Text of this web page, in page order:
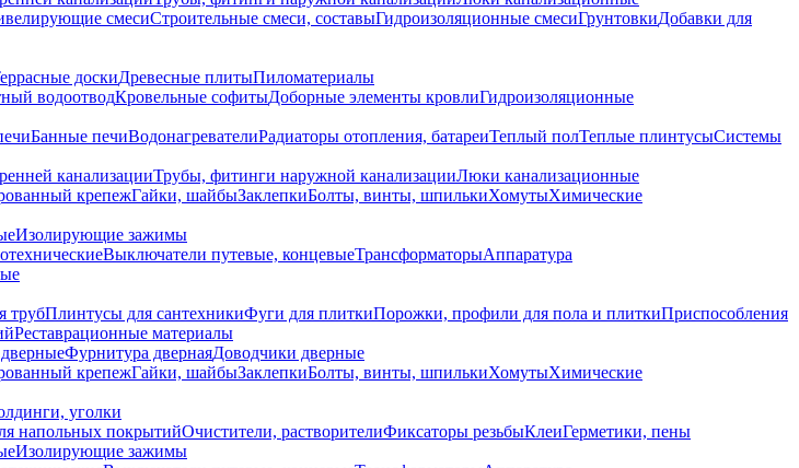
смесиСтроительные смеси, составыГидроизоляционные смесиГрунтовкиДобавки для
доскиДревесные плитыПиломатериалы
водоотводКровельные софитыДоборные элементы кровлиГидроизоляционные
Банные печиВодонагревателиРадиаторы отопления, батареиТеплый полТеплые плинтусыСистемы
канализацииТрубы, фитинги наружной канализацииЛюки канализационные
крепежГайки, шайбыЗаклепкиБолты, винты, шпилькиХомутыХимические
Изолирующие зажимы
Выключатели путевые, концевыеТрансформаторыАппаратура
трубПлинтусы для сантехникиФуги для плиткиПорожки, профили для пола и плиткиПриспособления
Реставрационные материалы
Фурнитура двернаяДоводчики дверные
крепежГайки, шайбыЗаклепкиБолты, винты, шпилькиХомутыХимические
уголки
напольных покрытийОчистители, растворителиФиксаторы резьбыКлеиГерметики, пены
Изолирующие зажимы